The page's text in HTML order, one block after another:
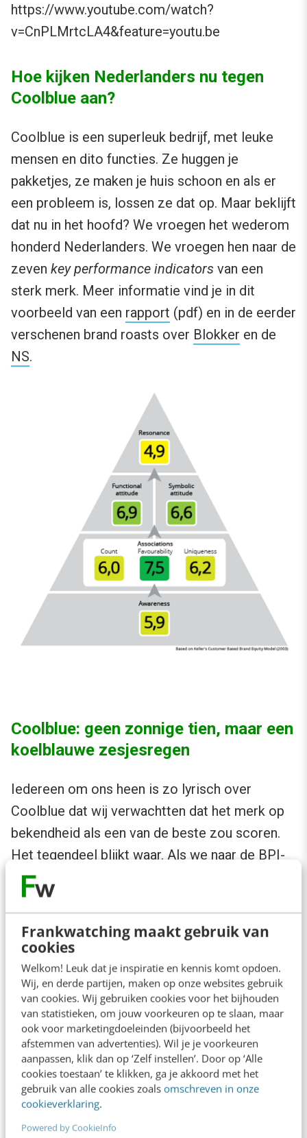
Frankwatching maakt gebruik van
cookies
Welkom! Leuk dat je inspiratie en kennis komt opdoen.
Wij, en derde partijen, maken op onze websites gebruik
van cookies. Wij gebruiken cookies voor het bijhouden
van statistieken, om jouw voorkeuren op te slaan, maar
ook voor marketingdoeleinden (bijvoorbeeld het
afstemmen van advertenties). Wil je je voorkeuren
aanpassen, klik dan op ‘Zelf instellen’. Door op ‘Alle
cookies toestaan’ te klikken, ga je akkoord met het
gebruik van alle cookies zoals omschreven in onze
cookieverklaring.
Powered by CookieInfo
https://www.youtube.com/watch?
v=CnPLMrtcLA4&feature=youtu.be
Hoe kijken Nederlanders nu tegen
Coolblue aan?
Coolblue is een superleuk bedrijf, met leuke
mensen en dito functies. Ze huggen je
pakketjes, ze maken je huis schoon en als er
een probleem is, lossen ze dat op. Maar beklijft
dat nu in het hoofd? We vroegen het wederom
honderd Nederlanders. We vroegen hen naar de
zeven key performance indicators van een
sterk merk. Meer informatie vind je in dit
voorbeeld van een rapport (pdf) en in de eerder
verschenen brand roasts over Blokker en de
NS.
Coolblue: geen zonnige tien, maar een
koelblauwe zesjesregen
Iedereen om ons heen is zo lyrisch over
Coolblue dat wij verwachtten dat het merk op
bekendheid als een van de beste zou scoren.
Het tegendeel blijkt waar. Als we naar de BPI-
scores van Coolblue kijken, laat het merk qua
bekendheid weliswaar merken als Tesla en
niet bij Wibra, Blokker en Bol.com. En dat heeft
Coolblue in de gaten want in 2014 verklaarde
eindbaas Pieter Zwart (CEO) nog dat reclame
niet nodig was om Coolblue op de kaart te
zetten. “Coolblue kun je niet kennen van
televisie-commercials of van printcampagnes
in magazines of bladen. Coolblue ken je van
mond-tot-mond reclame.”